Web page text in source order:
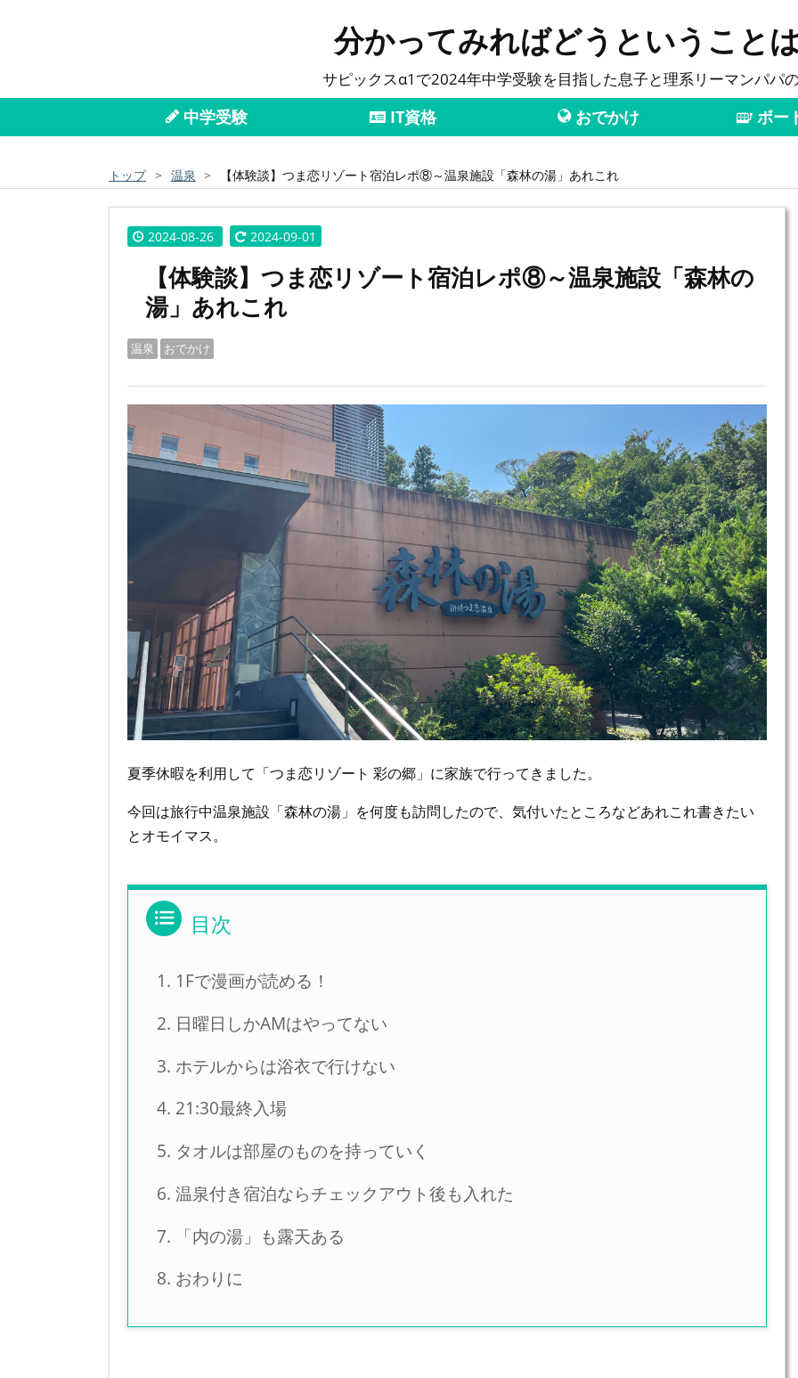
分かってみればどうということ
サピックスα1で2024年中学受験を目指した息子と理系リーマンパパ
中学受験 IT資格 おでかけ ボー
トップ > 温泉 > 【体験談】つま恋リゾート宿泊レポ⑧～温泉施設「森林の湯」あれこれ
2024-08-26 2024-09-01
【体験談】つま恋リゾート宿泊レポ⑧～温泉施設「森林の
湯」あれこれ
温泉 おでかけ
夏季休暇を利用して「つま恋リゾート 彩の郷」に家族で行ってきました。
今回は旅行中温泉施設「森林の湯」を何度も訪問したので、気付いたところなどあれこれ書きたい
とオモイマス。
1Fで漫画が読める！
日曜日しかAMはやってない
ホテルからは浴衣で行けない
21:30最終入場
タオルは部屋のものを持っていく
温泉付き宿泊ならチェックアウト後も入れた
「内の湯」も露天ある
おわりに